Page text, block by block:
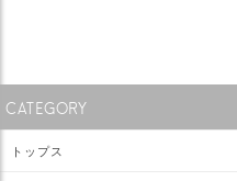
CATEGORY
トップス